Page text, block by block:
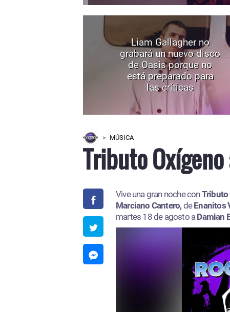
Liam Gallagher no
grabará un nuevo disco
de Oasis porque no
está preparado para
las críticas
MÚSICA
Tributo
Vive una gran noche conTributo
Marciano Cantero,deEnanitos
martes 18 de agosto aDamian